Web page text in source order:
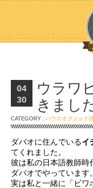
04
30
ウラワ
きまし
CATEGORY :ハウスオブジョイ
ダバオに住んでいるイ
てくれました。
彼は私の日本語教師時
ダバオでやっています。
実は私と一緒に「ビワ